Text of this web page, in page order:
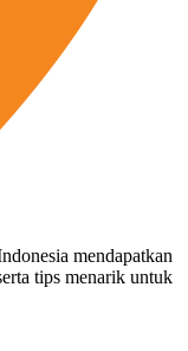
mendapatkan
tips menarik untuk